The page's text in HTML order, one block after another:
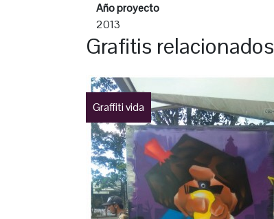
Año proyecto
2013
Grafitis relacionados
Graffiti vida